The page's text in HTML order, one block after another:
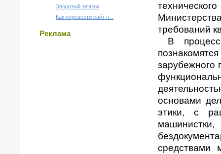
Зворотній зв'язок
Как перевести сайт н...
Реклама
требований
В
зарубежного
основами
этики, с
средствами